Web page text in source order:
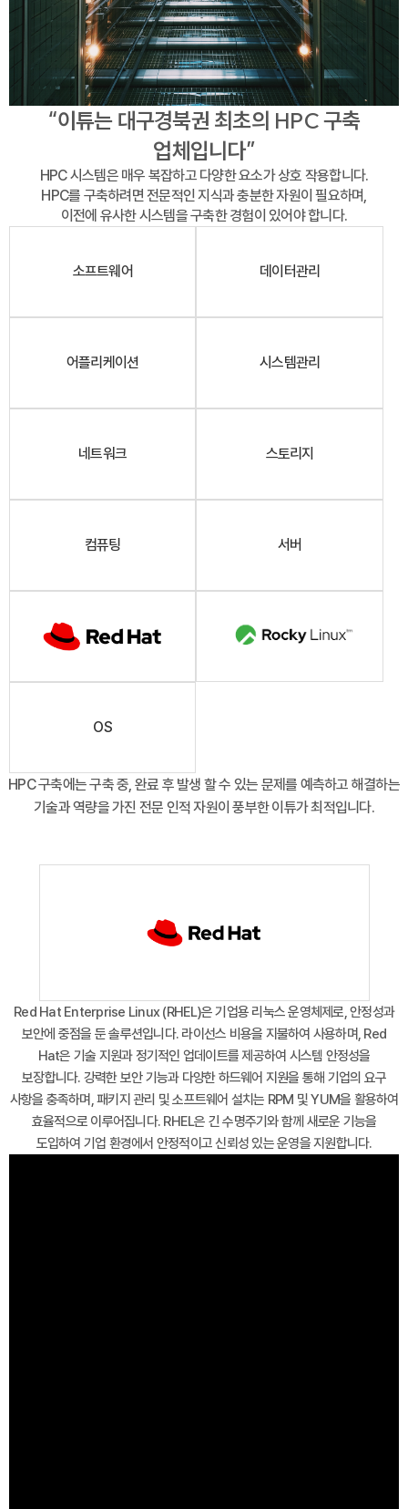
“이튜는 대구경북권 최초의 HPC 구축
업체입니다”
HPC 시스템은 매우 복잡하고 다양한 요소가 상호 작용합니다.
HPC를 구축하려면 전문적인 지식과 충분한 자원이 필요하며,
이전에 유사한 시스템을 구축한 경험이 있어야 합니다.
소프트웨어 데이터관리
어플리케이션 시스템관리
네트워크 스토리지
컴퓨팅 서버
OS
HPC 구축에는 구축 중, 완료 후 발생 할 수 있는 문제를 예측하고 해결하는
기술과 역량을 가진 전문 인적 자원이 풍부한 이튜가 최적입니다.
Red Hat Enterprise Linux (RHEL)은 기업용 리눅스 운영체제로, 안정성과
보안에 중점을 둔 솔루션입니다. 라이선스 비용을 지불하여 사용하며, Red
Hat은 기술 지원과 정기적인 업데이트를 제공하여 시스템 안정성을
보장합니다. 강력한 보안 기능과 다양한 하드웨어 지원을 통해 기업의 요구
사항을 충족하며, 패키지 관리 및 소프트웨어 설치는 RPM 및 YUM을 활용하여
효율적으로 이루어집니다. RHEL은 긴 수명주기와 함께 새로운 기능을
도입하여 기업 환경에서 안정적이고 신뢰성 있는 운영을 지원합니다.